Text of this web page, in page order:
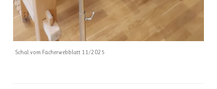
Schal vom Fächerwebblatt 11/2025